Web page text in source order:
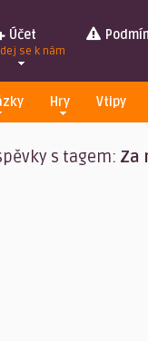
Účet
se k nám
Hry Vtipy
s tagem: Za